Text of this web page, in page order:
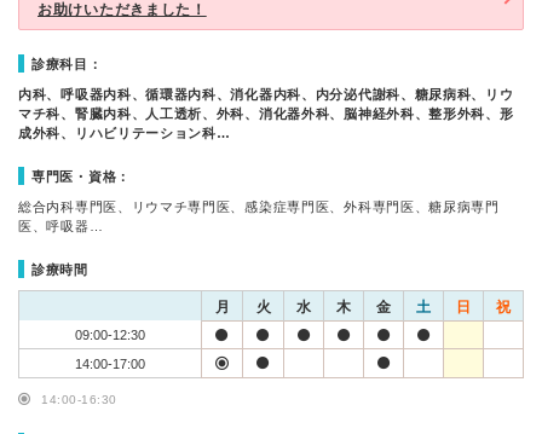
お助けいただきました！
診療科目：
内科、呼吸器内科、循環器内科、消化器内科、内分泌代謝科、糖尿病科、リウ
マチ科、腎臓内科、人工透析、外科、消化器外科、脳神経外科、整形外科、形
成外科、リハビリテーション科…
専門医・資格：
総合内科専門医、リウマチ専門医、感染症専門医、外科専門医、糖尿病専門
医、呼吸器…
診療時間
月 火 水 木 金 土 日 祝
09:00-12:30
14:00-17:00
14:00-16:30